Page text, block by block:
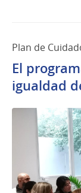
Plan de
El
igualdad